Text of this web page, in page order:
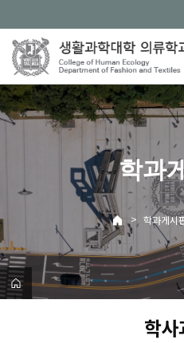
로
메
뉴
학과
> 학과게시
학